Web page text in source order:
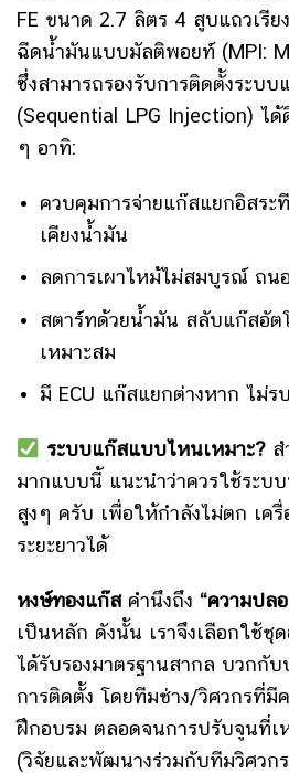
FE ขนาด 2.7 ลิตร 4 สูบแถวเรีย
ฉีดน้ำมันแบบมัลติพอยท์ (MPI:
ซึ่งสามารถรองรับการติดตั้งระบ
(Sequential LPG Injection) ไ
ๆ อาทิ:
ควบคุมการจ่ายแก๊สแยกอิสระ
เคียงน้ำมัน
ลดการเผาไหม้ไม่สมบูรณ์ ถน
สตาร์ทด้วยน้ำมัน สลับแก๊สอัต
เหมาะสม
มี ECU แก๊สแยกต่างหาก ไม่ร
ระบบแก๊สแบบไหนเหมาะ?ส
มากแบบนี้ แนะนำว่าควรใช้ระ
สูงๆ ครับ เพื่อให้กำลังไม่ตก เค
ระยะยาวได้
หงษ์ทองแก๊สคำนึงถึง “ความปล
เป็นหลัก ดังนั้น เราจึงเลือกใช้
ได้รับรองมาตรฐานสากล บวกกั
การติดตั้ง โดยทีมช่าง/วิศวกรที่มี
ฝึกอบรม ตลอดจนการปรับจูนที่เ
(วิจัยและพัฒนางร่วมกับทีมวิศวกร